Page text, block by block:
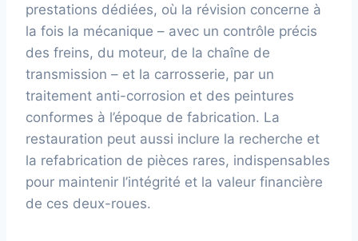
prestations dédiées, où la révision concerne à
la fois la mécanique – avec un contrôle précis
des freins, du moteur, de la chaîne de
transmission – et la carrosserie, par un
traitement anti-corrosion et des peintures
conformes à l’époque de fabrication. La
restauration peut aussi inclure la recherche et
la refabrication de pièces rares, indispensables
pour maintenir l’intégrité et la valeur financière
de ces deux-roues.